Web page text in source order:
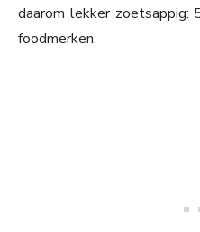
daarom lekker zoetsappig:
foodmerken.